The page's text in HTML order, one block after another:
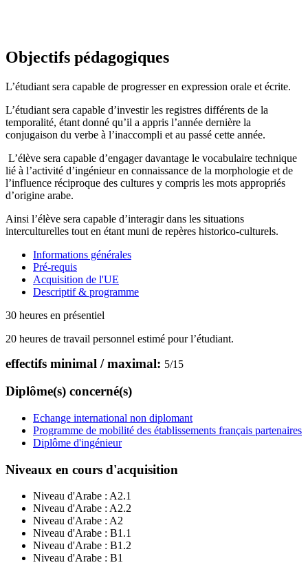
Objectifs pédagogiques
L’étudiant sera capable de progresser en expression orale et écrite.
L’étudiant sera capable d’investir les registres différents de la
temporalité, étant donné qu’il a appris l’année dernière la
conjugaison du verbe à l’inaccompli et au passé cette année.
L’élève sera capable d’engager davantage le vocabulaire technique
lié à l’activité d’ingénieur en connaissance de la morphologie et de
l’influence réciproque des cultures y compris les mots appropriés
d’origine arabe.
Ainsi l’élève sera capable d’interagir dans les situations
interculturelles tout en étant muni de repères historico-culturels.
Informations générales
Pré-requis
Acquisition de l'UE
Descriptif & programme
30 heures en présentiel
20 heures de travail personnel estimé pour l’étudiant.
effectifs minimal / maximal: 5/15
Diplôme(s) concerné(s)
Echange international non diplomant
Programme de mobilité des établissements français partenaires
Diplôme d'ingénieur
Niveaux en cours d'acquisition
Niveau d'Arabe : A2.1
Niveau d'Arabe : A2.2
Niveau d'Arabe : A2
Niveau d'Arabe : B1.1
Niveau d'Arabe : B1.2
Niveau d'Arabe : B1